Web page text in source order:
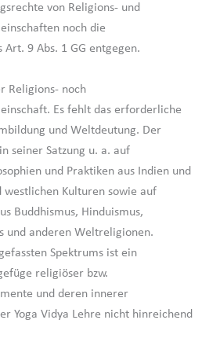
von Religions- und
noch die
9 Abs. 1 GG entgegen.
Religions- noch
Es fehlt das erforderliche
und Weltdeutung. Der
seiner Satzung u. a. auf
und Praktiken aus Indien und
westlichen Kulturen sowie auf
Buddhismus, Hinduismus,
und anderen Weltreligionen.
Spektrums ist ein
religiöser bzw.
und deren innerer
Yoga Vidya Lehre nicht hinreichend